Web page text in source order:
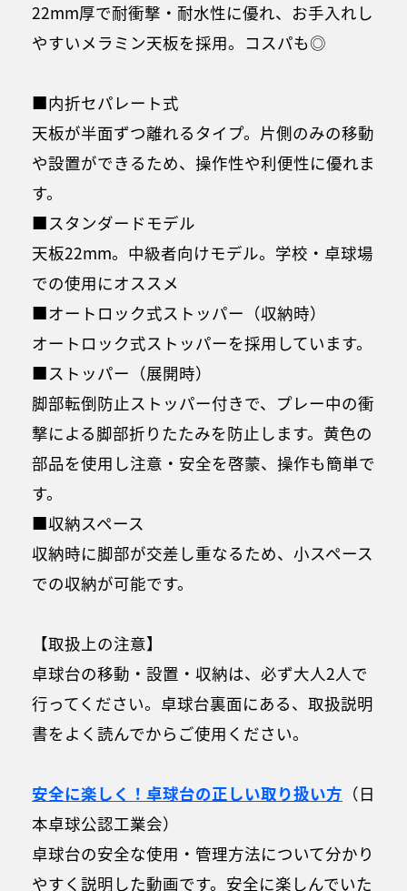
22mm厚で耐衝撃・耐水性に優れ、お手入れし
やすいメラミン天板を採用。コスパも◎
■内折セパレート式
天板が半面ずつ離れるタイプ。片側のみの移動
や設置ができるため、操作性や利便性に優れま
す。
■スタンダードモデル
天板22mm。中級者向けモデル。学校・卓球場
での使用にオススメ
■オートロック式ストッパー（収納時）
オートロック式ストッパーを採用しています。
■ストッパー（展開時）
脚部転倒防止ストッパー付きで、プレー中の衝
撃による脚部折りたたみを防止します。黄色の
部品を使用し注意・安全を啓蒙、操作も簡単で
す。
■収納スペース
収納時に脚部が交差し重なるため、小スペース
での収納が可能です。
【取扱上の注意】
卓球台の移動・設置・収納は、必ず大人2人で
行ってください。卓球台裏面にある、取扱説明
書をよく読んでからご使用ください。
安全に楽しく！卓球台の正しい取り扱い方 （日
本卓球公認工業会）
卓球台の安全な使用・管理方法について分かり
やすく説明した動画です。安全に楽しんでいた